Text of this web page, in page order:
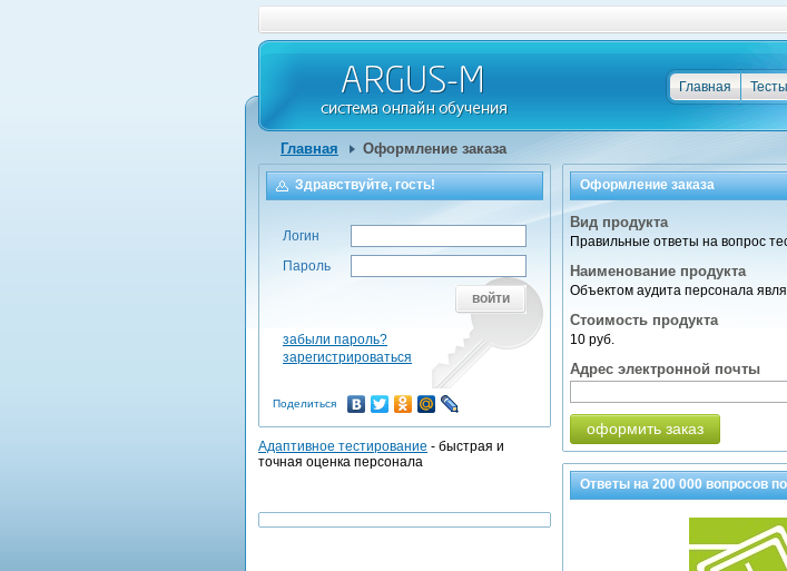
Тесты
Главная
Главная Оформление заказа
Оформление заказа
Вид продукта
Правильные ответы на вопрос
Наименование продукта
Объектом аудита персонала
Стоимость продукта
10 руб.
Адрес электронной почты
оформить заказ
Ответы на200 000вопросов
Здравствуйте, гость!
Логин
Пароль
войти
забыли пароль?
зарегистрироваться
Поделиться
Адаптивное тестирование - быстрая и
точная оценка персонала